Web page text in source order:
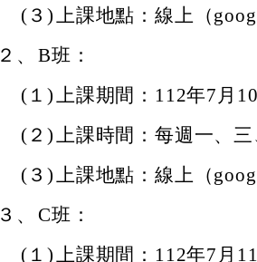
(３)上課地點：線上（
２、 B班：
(１)上課期間：112年7月
(２)上課時間：每週一、三
(３)上課地點：線上（
３、 C班：
(１)上課期間：112年7月